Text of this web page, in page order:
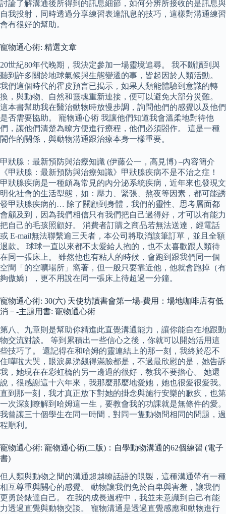
討論了解溝通後所得到的訊息細節，如何分辨所接收的是訊息與
自我投射，同時透過分享練習表達訊息的技巧，這樣對溝通練習
會有很好的幫助。
寵物通心術: 精選文章
20世紀80年代晚期，我決定參加一場靈境追尋。 我不斷讀到與
聽到許多關於地球氣候與生態變遷的事，皆起因於人類活動。
我們這個時代的霍皮預言已揭示，如果人類能體驗到意識的轉
換，與動物、自然和靈魂重新連接，便可以避免大部分災難。
這本書幫助我在醫治動物時放慢步調，詢問他們的感覺以及他們
是否需要協助。 寵物通心術 我讓他們知道我會溫柔地對待他
們，讓他們清楚為瞭方便進行療程，他們必須閤作。 這是一種
閤作的關係，與動物溝通跟治療本身一樣重要。
甲狀腺：最新預防與治療知識 (伊藤公一，高見博) –內容簡介
《甲狀腺：最新預防與治療知識》甲狀腺疾病不是不治之症！
甲狀腺疾病是一種頗為常見的內分泌系統疾病，近年來也發現文
明化社會的生活型態，如：壓力、緊張、熬夜等因素，都可能誘
發甲狀腺疾病的… 除了關顧到身體，我們的靈性、思考層面都
會顧及到，因為我們相信只有我們把自己過得好，才可以有能力
把自己的毛孩照顧好。 消費者訂購之商品若無法送達，經電話
或 E-mail無法聯繫逾三天者，本公司將取消該筆訂單，並且全額
退款。 球球一直以來都不太愛給人抱的，也不太喜歡跟人類待
在同一張床上。 雖然他也有粘人的時候，會跑到跟我們同一個
空間「的空曠場所」窩著，但一般只要靠近他，他就會跑掉（有
夠傲嬌），更不用說在同一張床上待超過一分鐘。
寵物通心術: 30(六) 天使坊讀書會第一場-費用：場地咖啡店有低
消－-主題用書: 寵物通心術
第八、九章則是幫助你精進此直覺溝通能力，讓你能自在地跟動
物交流對談。 等到累積出一些信心之後，你就可以開始活用這
些技巧了。 還記得在和哈姆的靈連結上的那一刻，我終於忍不
住嘩啦大哭，眼淚鼻涕飆得滿臉都是，不過最欣慰的是，她告訴
我，她現在在彩虹橋的另一邊過的很好，教我不要擔心。 她還
說，很感謝這十六年來，我那麼那麼地愛她，她也很愛很愛我。
直到那一刻，我才真正放下對她的掛念與施行安樂的歉疚，也第
一次深刻瞭解到哈姆這一生，要教會我的功課就是無條件的愛。
我曾讓三十個學生在同一時間，對同一隻動物問相同的問題，過
程順利。
寵物通心術: 寵物通心術(二版)：自學動物溝通的62個練習 (電子
書)
但人類與動物之間的溝通超越瞭話語的限製，這種溝通帶有一種
相互尊重與關心的感覺。 動物讓我們免於自卑與害羞，讓我們
更勇於錶達自己。 在我的成長過程中，我並未意識到自己有能
力透過直覺與動物交談。 寵物溝通是透過直覺感應和動物進行